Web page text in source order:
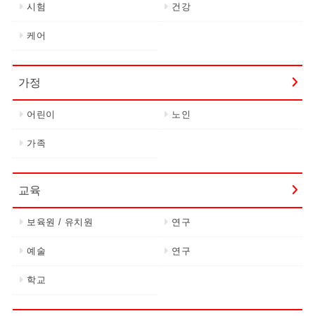
시험 건강
케어
가정
어린이 노인
가족
교육
보육원 / 유치원 연구
예술 연구
학교